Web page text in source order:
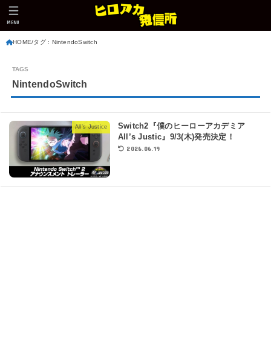
MENU
HOME タグ : NintendoSwitch
NintendoSwitch
All’s Justice
Switch2『僕のヒーローアカデミア
All’s Justic』9/3(木)発売決定！
2026.06.19